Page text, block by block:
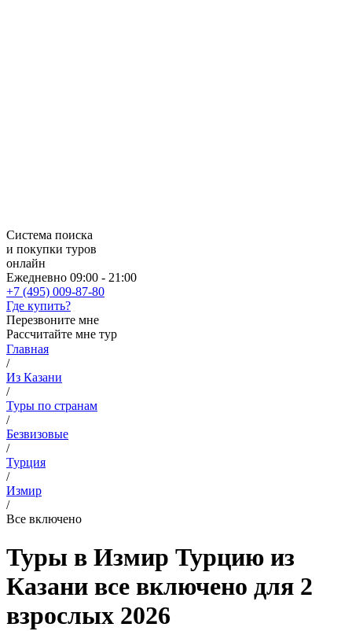
Система поиска
и покупки туров
онлайн
Ежедневно 09:00 - 21:00
+7 (495) 009-87-80
Где купить?
Перезвоните мне
Рассчитайте мне тур
Главная
/
Из Казани
/
Туры по странам
/
Безвизовые
/
Турция
/
Измир
/
Все включено
Туры в Измир Турцию из
Казани все включено для 2
взрослых 2026